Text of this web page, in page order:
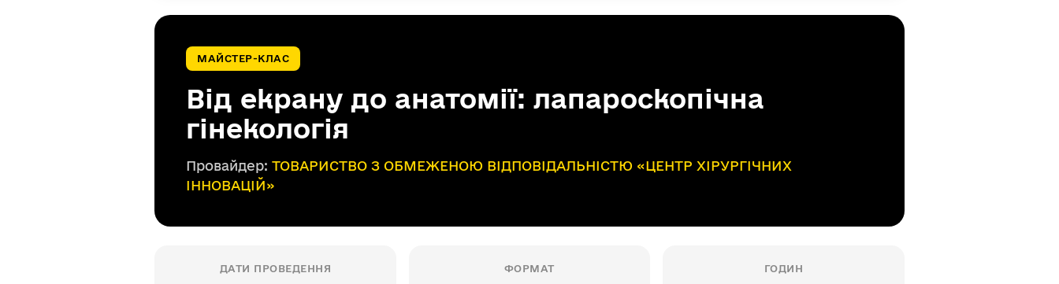
МАЙСТЕР-КЛАС
Від екрану до анатомії: лапароскопічна
гінекологія
Провайдер: ТОВАРИСТВО З ОБМЕЖЕНОЮ ВІДПОВІДАЛЬНІСТЮ «ЦЕНТР ХІРУРГІЧНИХ
ІННОВАЦІЙ»
ДАТИ ПРОВЕДЕННЯ ФОРМАТ ГОДИН